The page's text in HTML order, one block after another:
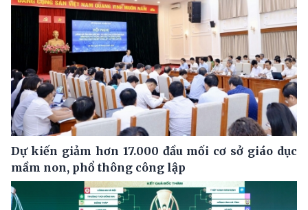
Dự kiến giảm hơn 17.000 đầu mối cơ sở giáo dục
mầm non, phổ thông công lập